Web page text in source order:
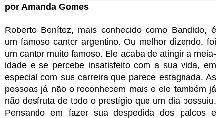
por Amanda Gomes
Roberto Benítez, mais conhecido como Bandido, é
um famoso cantor argentino. Ou melhor dizendo, foi
um cantor muito famoso. Ele acaba de atingir a meia-
idade e se percebe insatisfeito com a sua vida, em
especial com sua carreira que parece estagnada. As
pessoas já não o reconhecem mais e ele também já
não desfruta de todo o prestígio que um dia possuiu.
Pensando em fazer sua despedida dos palcos e